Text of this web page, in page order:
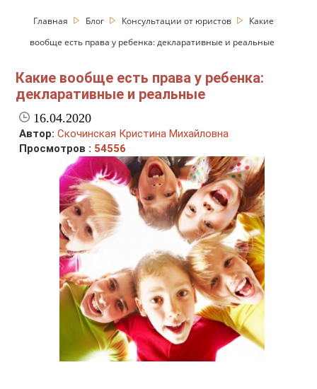
Главная Блог Консультации от юристов
Какие
вообще есть права у ребенка: декларативные и реальные
Какие вообще есть права у ребенка:
декларативные и реальные
16.04.2020
Автор: Скочинская Кристина Михайловна
Просмотров : 54556